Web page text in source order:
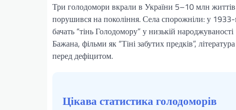
Три голодомори вкрали в України 5–10 млн
порушився на покоління. Села спорожніли: у
бачать “тінь Голодомору” у низькій
Бажана, фільми як “Тіні забутих предків”,
перед дефіцитом.
Цікава статистика голодоморів